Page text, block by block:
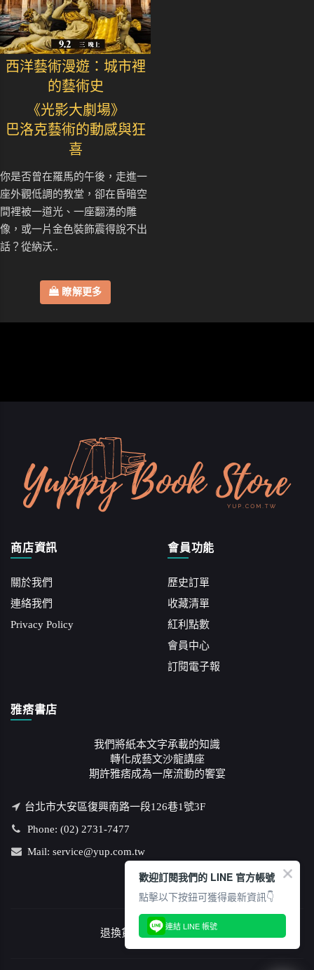
西洋藝術漫遊：城市裡
的藝術史
《光影大劇場》
巴洛克藝術的動感與狂
喜
你是否曾在羅馬的午後，走進一
座外觀低調的教堂，卻在昏暗空
間裡被一道光、一座翻湧的雕
像，或一片金色裝飾震得說不出
話？從納沃..
瞭解更多
商店資訊
關於我們
連絡我們
Privacy Policy
會員功能
歷史訂單
收藏清單
紅利點數
會員中心
訂閱電子報
雅痞書店
我們將紙本文字承載的知識
轉化成藝文沙龍講座
期許雅痞成為一席流動的饗宴
台北市大安區復興南路一段126巷1號3F
Phone: (02) 2731-7477
Mail: service@yup.com.tw
退換貨說明/隱私權政策
歡迎訂閱我們的 LINE 官方帳號
點擊以下按鈕可獲得最新資訊👇
連結 LINE 帳號